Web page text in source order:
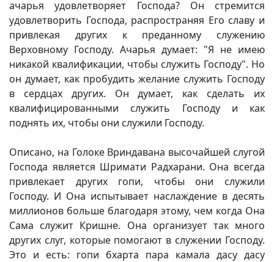
ачарья удовлетворяет Господа? Он стремится
удовлетворить Господа, распространяя Его славу и
привлекая других к преданному служению
Верховному Господу. Ачарья думает: "Я не имею
никакой квалификации, чтобы служить Господу". Но
он думает, как пробудить желание служить Господу
в сердцах других. Он думает, как сделать их
квалифицированными служить Господу и как
поднять их, чтобы они служили Господу.
Описано, на Голоке Вриндавана высочайшей слугой
Господа является Шримати Радхарани. Она всегда
привлекает других гопи, чтобы они служили
Господу. И Она испытывает наслаждение в десять
миллионов больше благодаря этому, чем когда Она
Сама служит Кришне. Она организует так много
других слуг, которые помогают в служении Господу.
Это и есть: гопи бхарта пара камала дасу дасу